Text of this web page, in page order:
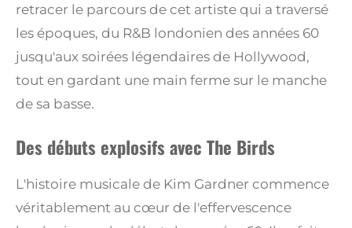
retracer le parcours de cet artiste qui a traversé
les époques, du R&B londonien des années 60
jusqu'aux soirées légendaires de Hollywood,
tout en gardant une main ferme sur le manche
de sa basse.
Des débuts explosifs avec The Birds
L'histoire musicale de Kim Gardner commence
véritablement au cœur de l'effervescence